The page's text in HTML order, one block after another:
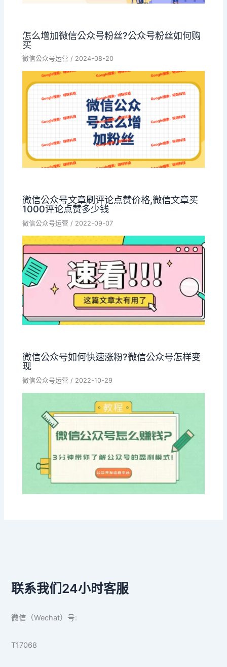
怎么增加微信公众号粉丝?公众号粉丝如何购
买
微信公众号运营 / 2024-08-20
微信公众号文章刷评论点赞价格,微信文章买
1000评论点赞多少钱
微信公众号运营 / 2022-09-07
微信公众号如何快速涨粉?微信公众号怎样变
现
微信公众号运营 / 2022-10-29
联系我们24小时客服
微信（Wechat）号:
T17068